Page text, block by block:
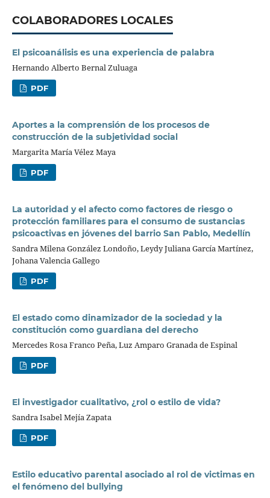
COLABORADORES LOCALES
El psicoanálisis es una experiencia de palabra
Hernando Alberto Bernal Zuluaga
PDF
Aportes a la comprensión de los procesos de
construcción de la subjetividad social
Margarita María Vélez Maya
PDF
La autoridad y el afecto como factores de riesgo o
protección familiares para el consumo de sustancias
psicoactivas en jóvenes del barrio San Pablo, Medellín
Sandra Milena González Londoño, Leydy Juliana García Martínez,
Johana Valencia Gallego
PDF
El estado como dinamizador de la sociedad y la
constitución como guardiana del derecho
Mercedes Rosa Franco Peña, Luz Amparo Granada de Espinal
PDF
El investigador cualitativo, ¿rol o estilo de vida?
Sandra Isabel Mejía Zapata
PDF
Estilo educativo parental asociado al rol de victimas en
el fenómeno del bullying